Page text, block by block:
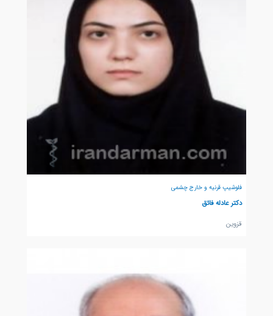
فلوشیپ قرنیه و خارج چشمی
دکتر عادله فائق
قزوين